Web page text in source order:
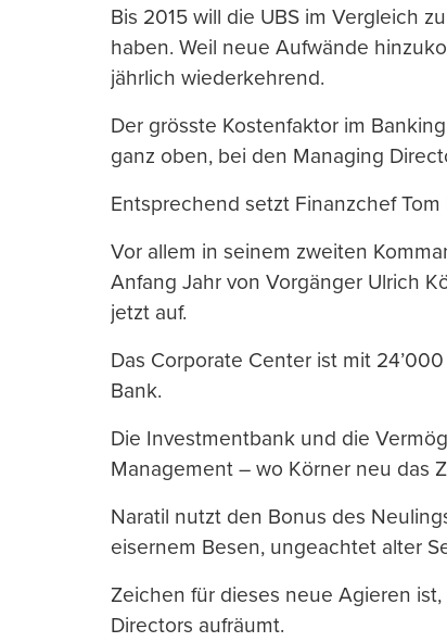
Bis 2015 will die UBS im Vergleich
haben. Weil neue Aufwände
jährlich wiederkehrend.
Der grösste Kostenfaktor im
ganz oben, bei den Managing
Entsprechend setzt Finanzchef
Vor allem in seinem zweiten
Anfang Jahr von Vorgänger Ulrich
jetzt auf.
Das Corporate Center ist mit
Bank.
Die Investmentbank und die
Management – wo Körner neu das
Naratil nutzt den Bonus des
eisernem Besen, ungeachtet alter
Zeichen für dieses neue Agieren
Directors aufräumt.